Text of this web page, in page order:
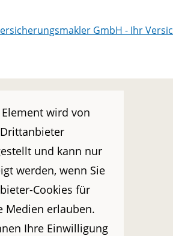
Element wird von
und kann nur
werden, wenn Sie
Cookies für
Medien erlauben.
Ihre Einwilligung